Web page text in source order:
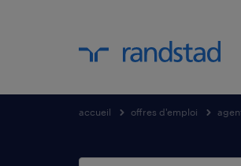
accueil offres d'emploi